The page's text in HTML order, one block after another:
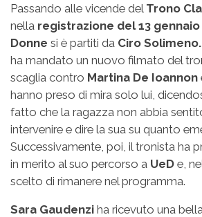
Passando alle vicende del Trono
nella registrazione del 13 gennaio
Donne si è partiti da Ciro Solimeno.
ha mandato un nuovo filmato del
scaglia contro Martina De Ioannon
hanno preso di mira solo lui,
fatto che la ragazza non abbia
intervenire e dire la sua su quanto
Successivamente, poi, il tronista ha
in merito al suo percorso a UeD e,
scelto di rimanere nel programma.
Sara Gaudenzi ha ricevuto una